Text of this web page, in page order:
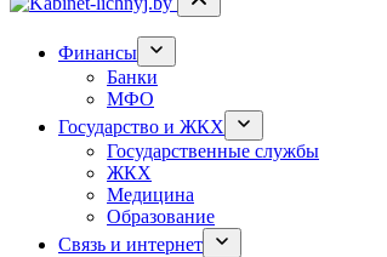
Финансы
Банки
МФО
Государство и ЖКХ
Государственные службы
ЖКХ
Медицина
Образование
Связь и интернет